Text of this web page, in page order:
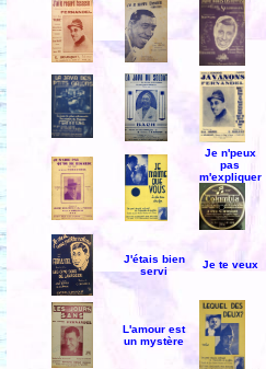
Je n'peux
pas
m'expliquer
J'étais bien
servi
Je te veux
L'amour est
un mystère